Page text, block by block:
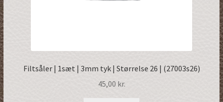
Filtsåler | 1sæt | 3mm tyk | Størrelse 26 | (27003s26)
45,00 kr.